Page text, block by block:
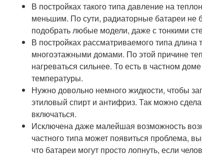
В постройках такого типа давление на
меньшим. По сути, радиаторные батареи не
подобрать любые модели, даже с тонкими
В постройках рассматриваемого типа длина
многоэтажными домами. По этой причине
нагреваться сильнее. То есть в частном
температуры.
Нужно довольно немного жидкости, чтобы
этиловый спирт и антифриз. Так можно
включаться.
Исключена даже малейшая возможность
частного типа может появиться проблема,
что батареи могут просто лопнуть, если